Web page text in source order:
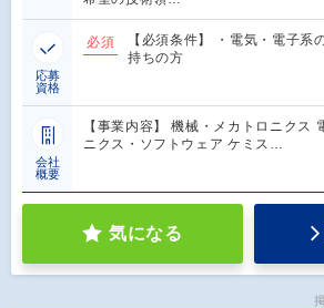
応募
資格
必須
【必須条件】 ・電気・電子系
持ちの方
会社
概要
【事業内容】 機械・メカトロニクス
ニクス・ソフトウェア ケミス…
気になる